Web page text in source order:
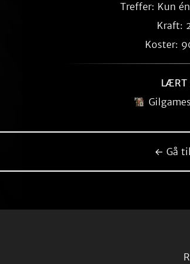
Treffer: Kun
Kraft:
Koster:
LÆRT
← Gå